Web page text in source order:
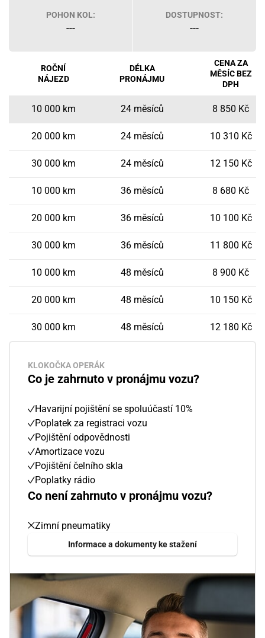
POHON KOL:
---
DOSTUPNOST:
---
ROČNÍ
NÁJEZD
DÉLKA
PRONÁJMU
CENA ZA
MĚSÍC BEZ
DPH
10 000 km 24 měsíců 8 850 Kč
20 000 km 24 měsíců 10 310 Kč
30 000 km 24 měsíců 12 150 Kč
10 000 km 36 měsíců 8 680 Kč
20 000 km 36 měsíců 10 100 Kč
30 000 km 36 měsíců 11 800 Kč
10 000 km 48 měsíců 8 900 Kč
20 000 km 48 měsíců 10 150 Kč
30 000 km 48 měsíců 12 180 Kč
KLOKOČKA OPERÁK
Co je zahrnuto v pronájmu vozu?
Havarijní pojištění se spoluúčastí 10%
Poplatek za registraci vozu
Pojištění odpovědnosti
Amortizace vozu
Pojištění čelního skla
Poplatky rádio
Co není zahrnuto v pronájmu vozu?
Zimní pneumatiky
Informace a dokumenty ke stažení